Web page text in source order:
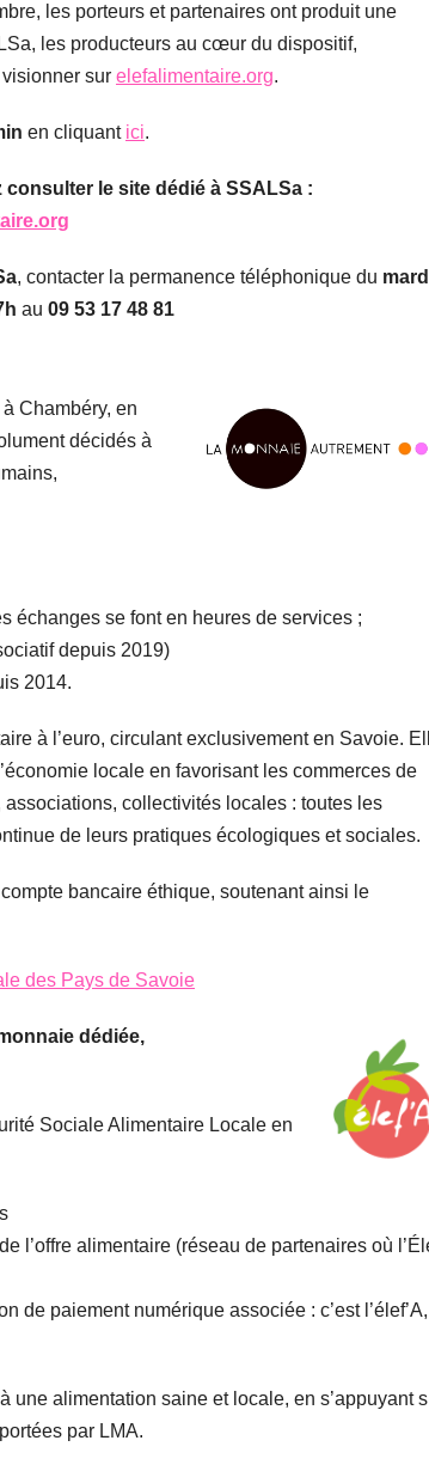
les porteurs et partenaires ont produit une
les producteurs au cœur du dispositif,
sur elefalimentaire.org.
en cliquant ici.
le site dédié à SSALSa :
, contacter la permanence téléphonique du
au 09 53 17 48 81
Chambéry, en
décidés à
échanges se font en heures de services ;
depuis 2019)
2014.
à l’euro, circulant exclusivement en Savoie.
locale en favorisant les commerces de
collectivités locales : toutes les
de leurs pratiques écologiques et sociales.
bancaire éthique, soutenant ainsi le
des Pays de Savoie
dédiée,
Sociale Alimentaire Locale en
l’offre alimentaire (réseau de partenaires où
de paiement numérique associée : c’est l’élef’A,
une alimentation saine et locale, en s’appuyant
par LMA.